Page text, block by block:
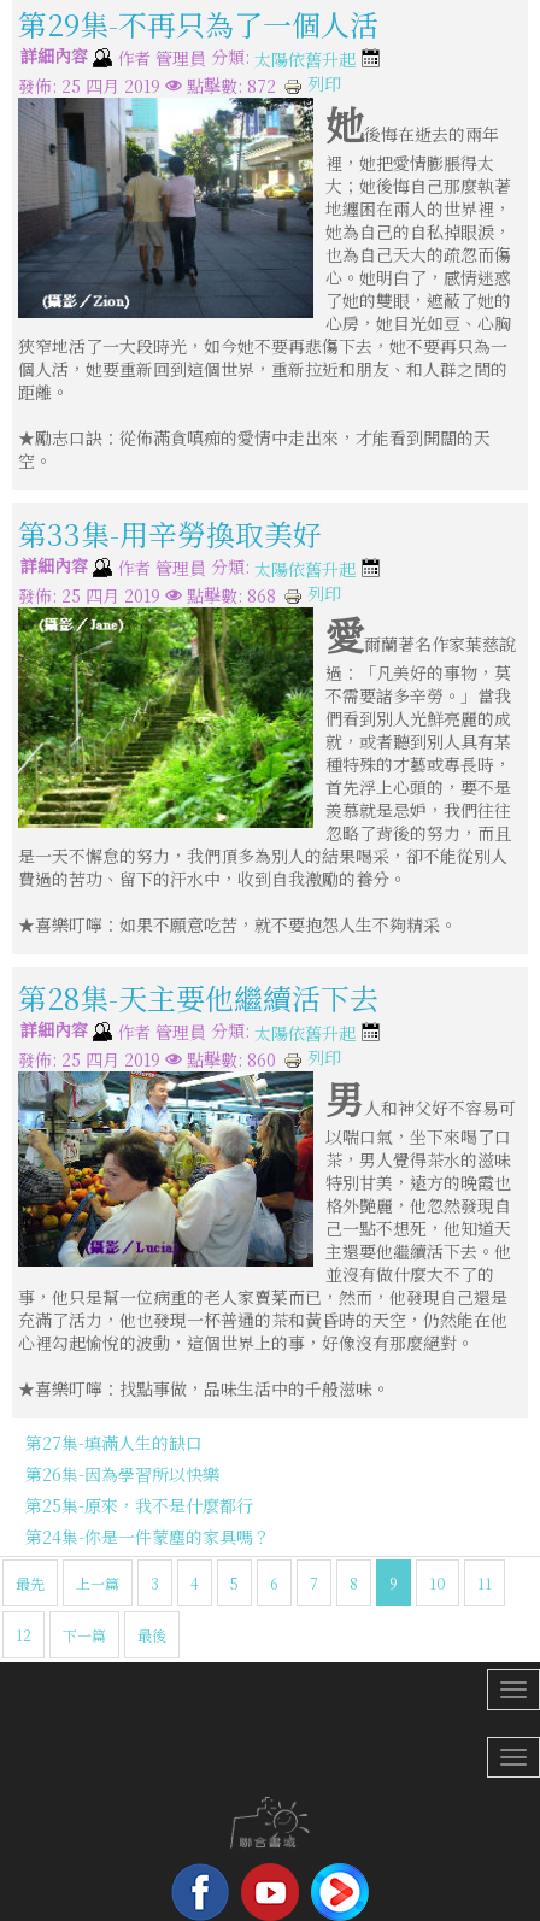
第29集-不再只為了一個人活
詳細內容 作者 管理員 分類: 太陽依舊升起
發佈: 25 四月 2019
點擊數: 872 列印
她後悔在逝去的兩年
裡，她把愛情膨脹得太
大；她後悔自己那麼執著
地纏困在兩人的世界裡，
她為自己的自私掉眼淚，
也為自己天大的疏忽而傷
心。她明白了，感情迷惑
了她的雙眼，遮蔽了她的
心房，她目光如豆、心胸
狹窄地活了一大段時光，如今她不要再悲傷下去，她不要再只為一
個人活，她要重新回到這個世界，重新拉近和朋友、和人群之間的
距離。
★勵志口訣：從佈滿貪嗔痴的愛情中走出來，才能看到開闊的天
空。
第33集-用辛勞換取美好
詳細內容 作者 管理員 分類: 太陽依舊升起
發佈: 25 四月 2019
點擊數: 868 列印
愛爾蘭著名作家葉慈說
過：「凡美好的事物，莫
不需要諸多辛勞。」當我
們看到別人光鮮亮麗的成
就，或者聽到別人具有某
種特殊的才藝或專長時，
首先浮上心頭的，要不是
羨慕就是忌妒，我們往往
忽略了背後的努力，而且
是一天不懈怠的努力，我們頂多為別人的結果喝采，卻不能從別人
費過的苦功、留下的汗水中，收到自我激勵的養分。
★喜樂叮嚀：如果不願意吃苦，就不要抱怨人生不夠精采。
第28集-天主要他繼續活下去
詳細內容 作者 管理員 分類: 太陽依舊升起
發佈: 25 四月 2019
點擊數: 860 列印
男 人和神父好不容易可
以喘口氣，坐下來喝了口
茶，男人覺得茶水的滋味
特別甘美，遠方的晚霞也
格外艷麗，他忽然發現自
己一點不想死，他知道天
主還要他繼續活下去。他
並沒有做什麼大不了的
事，他只是幫一位病重的老人家賣菜而已，然而，他發現自己還是
充滿了活力，他也發現一杯普通的茶和黃昏時的天空，仍然能在他
心裡勾起愉悅的波動，這個世界上的事，好像沒有那麼絕對。
★喜樂叮嚀：找點事做，品味生活中的千般滋味。
第27集-填滿人生的缺口
第26集-因為學習所以快樂
第25集-原來，我不是什麼都行
第24集-你是一件蒙塵的家具嗎？
最先 上一篇 3 4 5 6 7 8 9 10 11
12 下一篇 最後